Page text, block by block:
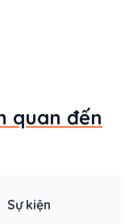
quan đến
Sự kiện